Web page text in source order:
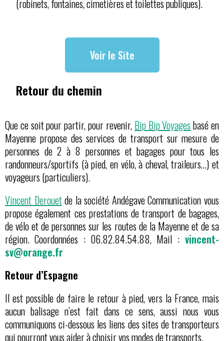
(robinets, fontaines, cimetières et toilettes publiques).
Voir le Site
Retour du chemin
Que ce soit pour partir, pour revenir, Bip BipVoyagesbasé en
Mayenne propose des services de transport sur mesure de
personnes de 2 à 8 personnes et bagages pour tous les
randonneurs/sportifs (à pied, en vélo, à cheval, traileurs…) et
voyageurs (particuliers).
Vincent Derouetde la société Andégave Communication vous
propose également ces prestations de transport de bagages,
de vélo et de personnes sur les routes de la Mayenne et de sa
région. Coordonnées : 06.82.84.54.88, Mail : vincent-
sv@orange.fr
Retour d’Espagne
Il est possible de faire le retour à pied, vers la France, mais
aucun balisage n’est fait dans ce sens, aussi nous vous
communiquons ci-dessous les liens des sites de transporteurs
qui pourront vous aider à choisir vos modes de transports.